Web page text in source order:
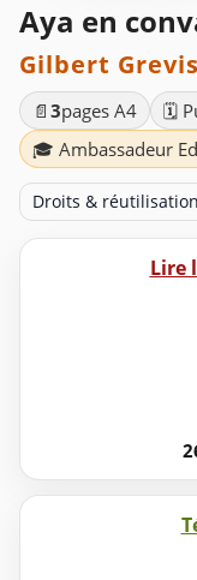
Aya en
Gilbert
📄 3pages A4 🗓️
🎓 Ambassadeur
Droits & réutilisation
Lire